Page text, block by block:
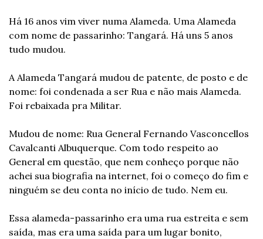
Há 16 anos vim viver numa Alameda. Uma Alameda
com nome de passarinho: Tangará. Há uns 5 anos
tudo mudou.
A Alameda Tangará mudou de patente, de posto e de
nome: foi condenada a ser Rua e não mais Alameda.
Foi rebaixada pra Militar.
Mudou de nome: Rua General Fernando Vasconcellos
Cavalcanti Albuquerque. Com todo respeito ao
General em questão, que nem conheço porque não
achei sua biografia na internet, foi o começo do fim e
ninguém se deu conta no início de tudo. Nem eu.
Essa alameda-passarinho era uma rua estreita e sem
saída, mas era uma saída para um lugar bonito,